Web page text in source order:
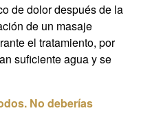
de dolor después de la
de un masaje
el tratamiento, por
suficiente agua y se
No deberías